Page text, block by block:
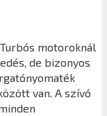
motoroknál
de bizonyos
van. A szívó